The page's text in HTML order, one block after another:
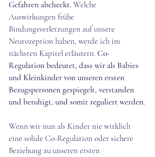
Gefahren abcheckt. Welche
Auswirkungen frühe
Bindungsverletzungen auf unsere
Neurozeption haben, werde ich im
nächsten Kapitel erläutern. Co-
Regulation bedeutet, dass wir als Babies
und Kleinkinder von unseren ersten
Bezugspersonen gespiegelt, verstanden
und beruhigt, und somit reguliert werden.
Wenn wir nun als Kinder nie wirklich
eine solide Co-Regulation oder sichere
Beziehung zu unseren ersten